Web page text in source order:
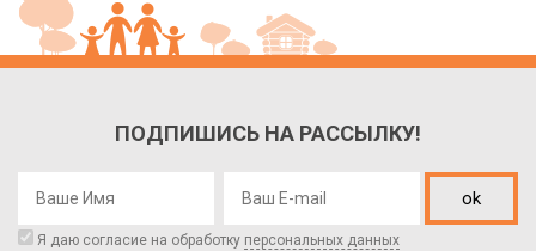
ПОДПИШИСЬ НА РАССЫЛКУ!
ok
Я даю согласие на обработку персональных данных